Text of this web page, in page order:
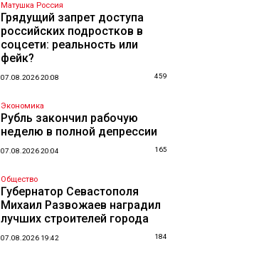
Матушка Россия
Грядущий запрет доступа
российских подростков в
соцсети: реальность или
фейк?
07.08.2026 20:08 459
Экономика
Рубль закончил рабочую
неделю в полной депрессии
07.08.2026 20:04 165
Общество
Губернатор Севастополя
Михаил Развожаев наградил
лучших строителей города
07.08.2026 19:42 184